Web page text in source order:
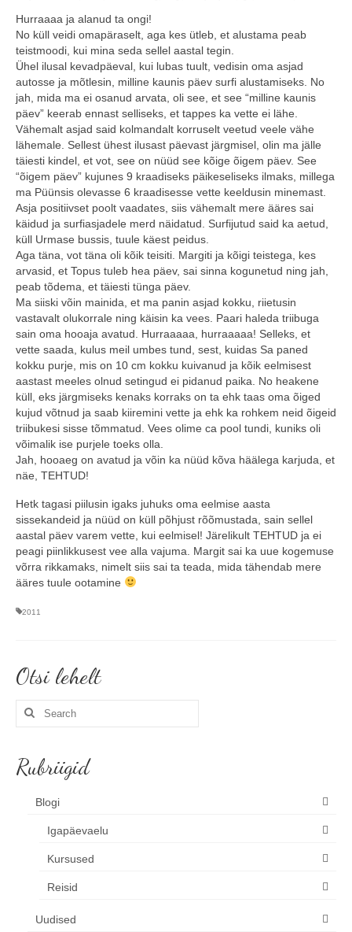
Minust
Koolitused
Algkoolitus
Tuleks veel
Sammud isikliku varustuseni (5x)
Personaalne koolitus
Koolitusüritused ettevõttele või seltskonnale
Reisid
Toimunud reisid
Kontakt
Uudised ja blogi
Hurraaaa ja alanud ta ongi!
No küll veidi omapäraselt, aga kes ütleb, et alustama peab
teistmoodi, kui mina seda sellel aastal tegin.
Ühel ilusal kevadpäeval, kui lubas tuult, vedisin oma asjad
autosse ja mõtlesin, milline kaunis päev surfi alustamiseks. No
jah, mida ma ei osanud arvata, oli see, et see “milline kaunis
päev” keerab ennast selliseks, et tappes ka vette ei lähe.
Vähemalt asjad said kolmandalt korruselt veetud veele vähe
lähemale. Sellest ühest ilusast päevast järgmisel, olin ma jälle
täiesti kindel, et vot, see on nüüd see kõige õigem päev. See
“õigem päev” kujunes 9 kraadiseks päikeseliseks ilmaks, millega
ma Püünsis olevasse 6 kraadisesse vette keeldusin minemast.
Asja positiivset poolt vaadates, siis vähemalt mere ääres sai
käidud ja surfiasjadele merd näidatud. Surfijutud said ka aetud,
küll Urmase bussis, tuule käest peidus.
Aga täna, vot täna oli kõik teisiti. Margiti ja kõigi teistega, kes
arvasid, et Topus tuleb hea päev, sai sinna kogunetud ning jah,
peab tõdema, et täiesti tünga päev.
Ma siiski võin mainida, et ma panin asjad kokku, riietusin
vastavalt olukorrale ning käisin ka vees. Paari haleda triibuga
sain oma hooaja avatud. Hurraaaaa, hurraaaaa! Selleks, et
vette saada, kulus meil umbes tund, sest, kuidas Sa paned
kokku purje, mis on 10 cm kokku kuivanud ja kõik eelmisest
aastast meeles olnud setingud ei pidanud paika. No heakene
küll, eks järgmiseks kenaks korraks on ta ehk taas oma õiged
kujud võtnud ja saab kiiremini vette ja ehk ka rohkem neid õigeid
triibukesi sisse tõmmatud. Vees olime ca pool tundi, kuniks oli
võimalik ise purjele toeks olla.
Jah, hooaeg on avatud ja võin ka nüüd kõva häälega karjuda, et
näe, TEHTUD!
Hetk tagasi piilusin igaks juhuks oma eelmise aasta
sissekandeid ja nüüd on küll põhjust rõõmustada, sain sellel
aastal päev varem vette, kui eelmisel! Järelikult TEHTUD ja ei
peagi piinlikkusest vee alla vajuma. Margit sai ka uue kogemuse
võrra rikkamaks, nimelt siis sai ta teada, mida tähendab mere
ääres tuule ootamine
2011
Otsi lehelt
Search
Rubriigid
Blogi
Igapäevaelu
Kursused
Reisid
Uudised